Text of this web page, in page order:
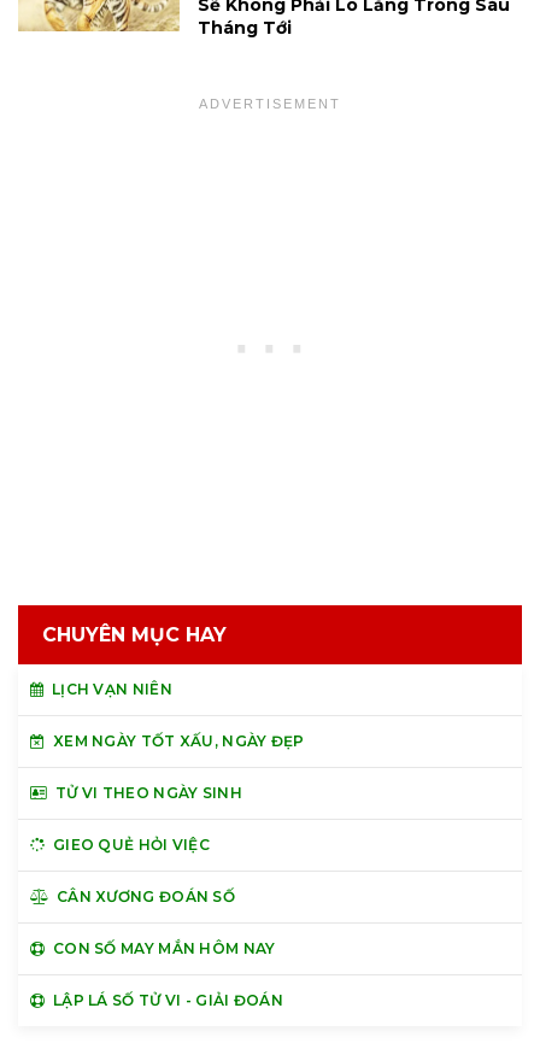
Sẽ Không Phải Lo Lắng Trong Sáu
Tháng Tới
CHUYÊN MỤC HAY
LỊCH VẠN NIÊN
XEM NGÀY TỐT XẤU, NGÀY ĐẸP
TỬ VI THEO NGÀY SINH
GIEO QUẺ HỎI VIỆC
CÂN XƯƠNG ĐOÁN SỐ
CON SỐ MAY MẮN HÔM NAY
LẬP LÁ SỐ TỬ VI - GIẢI ĐOÁN